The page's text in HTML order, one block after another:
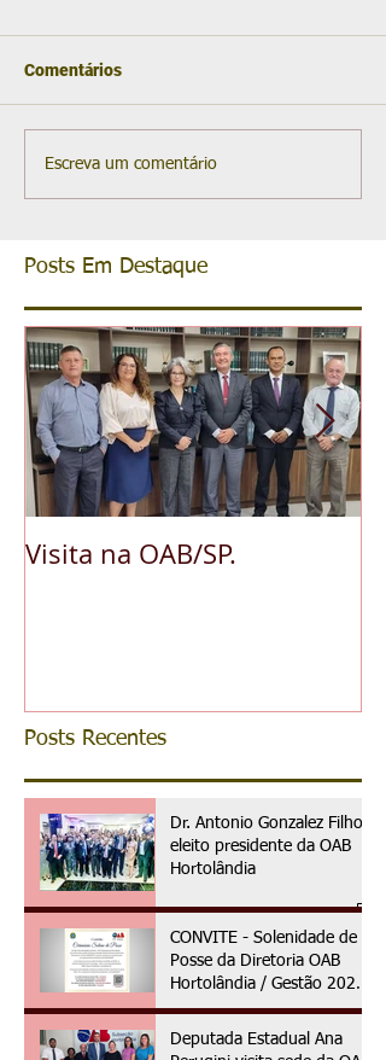
Comentários
Escreva um comentário
Posts Em Destaque
Visita na OAB/SP.
Posts Recentes
Dr. Antonio Gonzalez Filho é
eleito presidente da OAB
Hortolândia
CONVITE - Solenidade de
Posse da Diretoria OAB
Hortolândia / Gestão 2025
à 2027
Deputada Estadual Ana